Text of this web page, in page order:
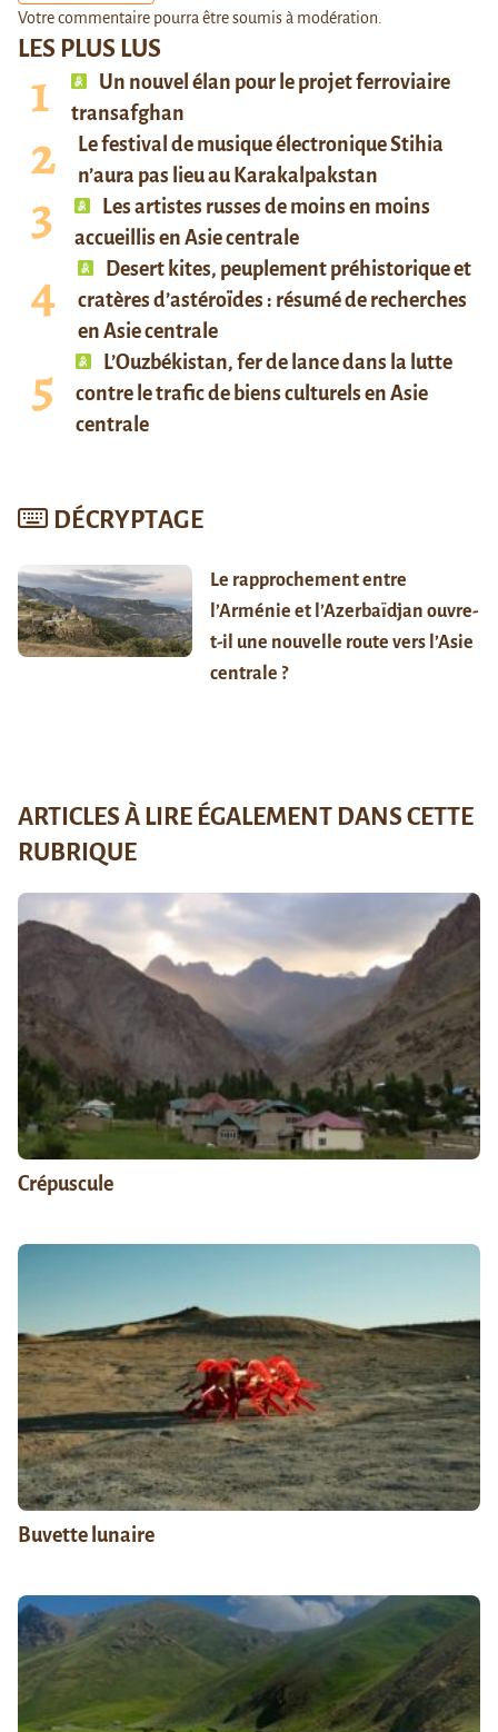
LES PLUS LUS
Un nouvel élan pour le projet ferroviaire
transafghan
Le festival de musique électronique Stihia
n’aura pas lieu au Karakalpakstan
Les artistes russes de moins en moins
accueillis en Asie centrale
Desert kites, peuplement préhistorique et
cratères d’astéroïdes : résumé de recherches
en Asie centrale
L’Ouzbékistan, fer de lance dans la lutte
contre le trafic de biens culturels en Asie
centrale
DÉCRYPTAGE
Le rapprochement entre
l’Arménie et l’Azerbaïdjan ouvre-
t-il une nouvelle route vers l’Asie
centrale ?
Votre commentaire pourra être soumis à modération.
ARTICLES À LIRE ÉGALEMENT DANS CETTE
RUBRIQUE
Crépuscule
Buvette lunaire